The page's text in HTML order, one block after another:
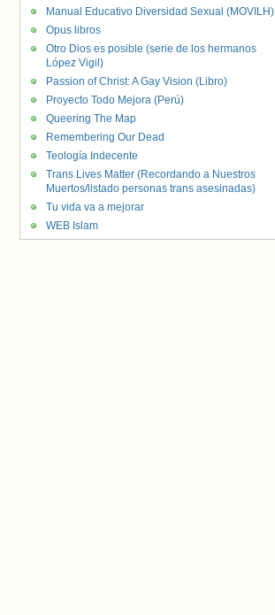
Manual Educativo Diversidad Sexual (MOVILH)
Opus libros
Otro Dios es posible (serie de los hermanos
López Vigil)
Passion of Christ: A Gay Vision (Libro)
Proyecto Todo Mejora (Perú)
Queering The Map
Remembering Our Dead
Teología Indecente
Trans Lives Matter (Recordando a Nuestros
Muertos/listado personas trans asesinadas)
Tu vida va a mejorar
WEB Islam